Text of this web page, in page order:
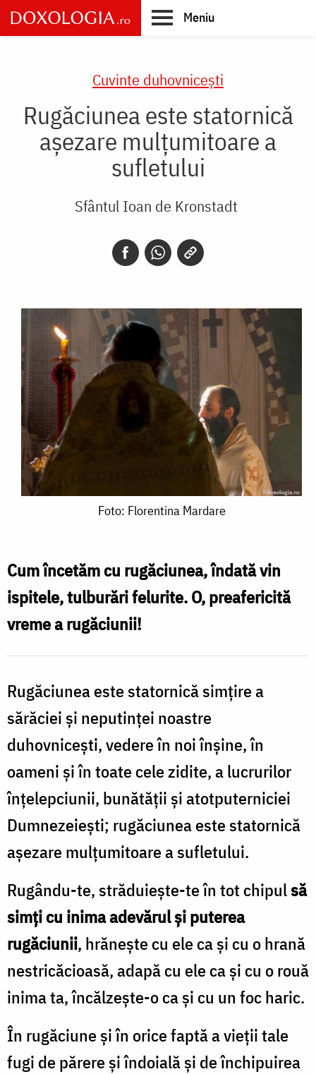
Skip
to
main
Meniu
Cuvinte duhovnicești
Rugăciunea este statornică
așezare mulțumitoare a
sufletului
Sfântul Ioan de Kronstadt
Mardare
Foto: Florentina Mardare
Cum încetăm cu rugăciunea, îndată vin
ispitele, tulburări felurite. O, preafericită
vreme a rugăciunii!
Rugăciunea este statornică simțire a
sărăciei și neputinței noastre
duhovnicești, vedere în noi înșine, în
oameni și în toate cele zidite, a lucrurilor
înțelepciunii, bunătății și atotputerniciei
Dumnezeiești; rugăciunea este statornică
așezare mulțumitoare a sufletului.
Rugându-te, străduiește-te în tot chipulsă
simți cu inima adevărul și puterea
rugăciunii, hrănește cu ele ca și cu o hrană
nestricăcioasă, adapă cu ele ca și cu o rouă
inima ta, încălzește-o ca și cu un foc haric.
În rugăciune și în orice faptă a vieții tale
fugi de părere și îndoială și de închipuirea